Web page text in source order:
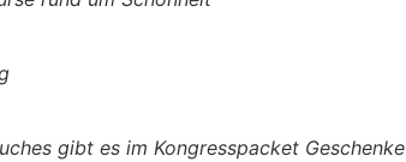
gibt es im Kongresspacket Geschenke